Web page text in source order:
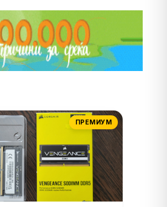
ПРЕМИУМ